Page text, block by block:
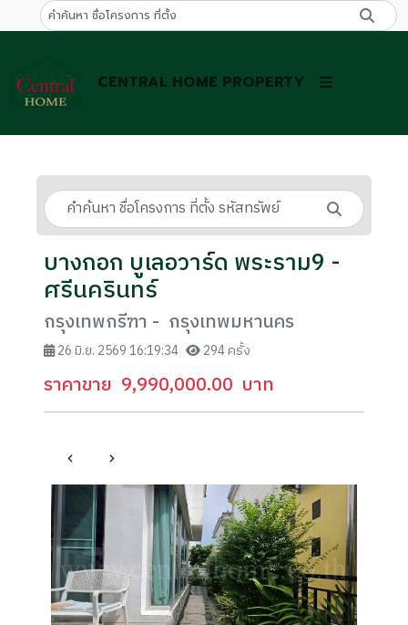
CENTRAL HOME PROPERTY
บางกอก บูเลอวาร์ด พระราม9 -
ศรีนครินทร์
กรุงเทพกรีฑา - กรุงเทพมหานคร
26 มิ.ย. 2569 16:19:34 294 ครั้ง
ราคาขาย 9,990,000.00 บาท